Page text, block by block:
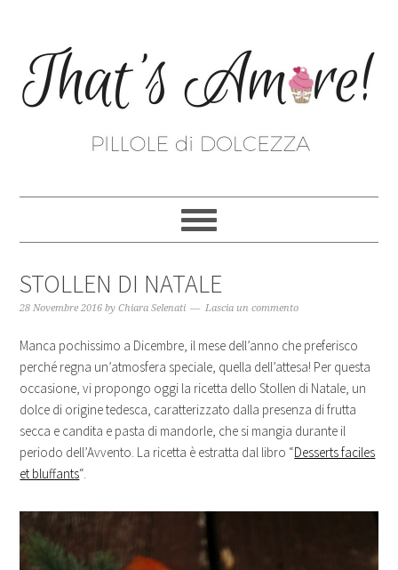
STOLLEN DI NATALE
28 Novembre 2016 byChiara Selenati Lascia un commento
Manca pochissimo a Dicembre, il mese dell’anno che preferisco
perché regna un’atmosfera speciale, quella dell’attesa! Per questa
occasione, vi propongo oggi la ricetta delloStollen di Natale, un
dolce di origine tedesca, caratterizzato dalla presenza di frutta
secca e candita e pasta di mandorle, che si mangia durante il
periodo dell’Avvento. La ricetta è estratta dal libro “Desserts faciles
et bluffants“.